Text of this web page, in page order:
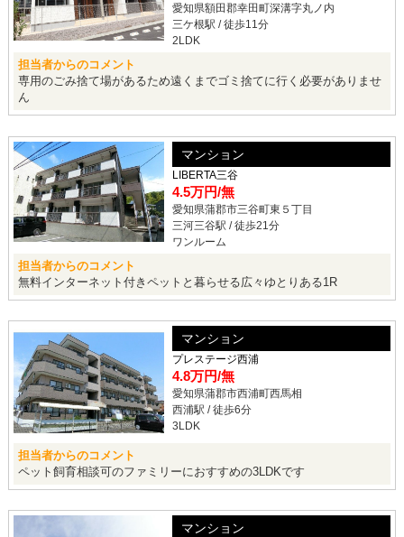
愛知県額田郡幸田町深溝字丸ノ内
三ケ根駅 / 徒歩11分
2LDK
担当者からのコメント
専用のごみ捨て場があるため遠くまでゴミ捨てに行く必要がありませ
ん
マンション
LIBERTA三谷
4.5万円/無
愛知県蒲郡市三谷町東５丁目
三河三谷駅 / 徒歩21分
ワンルーム
担当者からのコメント
無料インターネット付きペットと暮らせる広々ゆとりある1R
マンション
プレステージ西浦
4.8万円/無
愛知県蒲郡市西浦町西馬相
西浦駅 / 徒歩6分
3LDK
担当者からのコメント
ペット飼育相談可のファミリーにおすすめの3LDKです
マンション